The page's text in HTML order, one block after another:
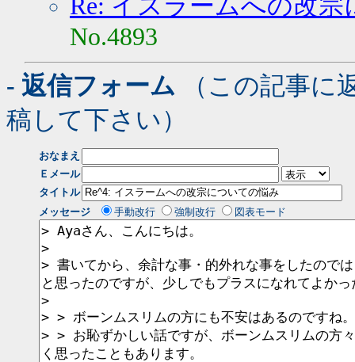
Re: イスラームへの改
No.4893
- 返信フォーム （この記事に
稿して下さい）
おなまえ
Ｅメール
タイトル
メッセージ
手動改行 強制改行 図表モード